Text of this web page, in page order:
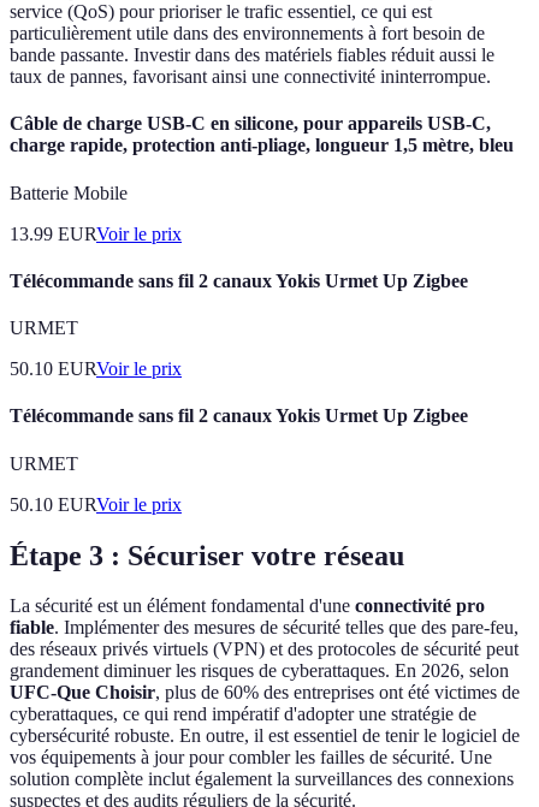
service (QoS) pour prioriser le trafic essentiel, ce qui est
particulièrement utile dans des environnements à fort besoin de
bande passante. Investir dans des matériels fiables réduit aussi le
taux de pannes, favorisant ainsi une connectivité ininterrompue.
Câble de charge USB-C en silicone, pour appareils USB-C,
charge rapide, protection anti-pliage, longueur 1,5 mètre, bleu
Batterie Mobile
13.99 EURVoir le prix
Télécommande sans fil 2 canaux Yokis Urmet Up Zigbee
URMET
50.10 EURVoir le prix
Télécommande sans fil 2 canaux Yokis Urmet Up Zigbee
URMET
50.10 EURVoir le prix
Étape 3 : Sécuriser votre réseau
La sécurité est un élément fondamental d'une connectivité pro
fiable. Implémenter des mesures de sécurité telles que des pare-feu,
des réseaux privés virtuels (VPN) et des protocoles de sécurité peut
grandement diminuer les risques de cyberattaques. En 2026, selon
UFC-Que Choisir, plus de 60% des entreprises ont été victimes de
cyberattaques, ce qui rend impératif d'adopter une stratégie de
cybersécurité robuste. En outre, il est essentiel de tenir le logiciel de
vos équipements à jour pour combler les failles de sécurité. Une
solution complète inclut également la surveillances des connexions
suspectes et des audits réguliers de la sécurité.